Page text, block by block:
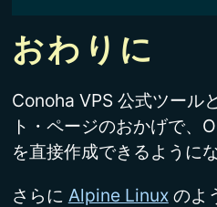
おわりに
Conoha VPS 公式ツール
ト・ページのおかげで、
を直接作成できるように
さらに Alpine Linuxのよ